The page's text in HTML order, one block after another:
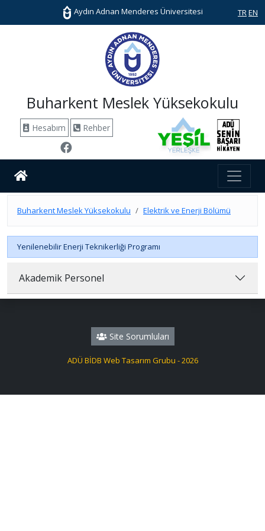
Aydın Adnan Menderes Üniversitesi TR EN
Buharkent Meslek Yüksekokulu
Hesabım Rehber
Buharkent Meslek Yüksekokulu Elektrik ve Enerji Bölümü
Yenilenebilir Enerji Teknikerliği Programı
Akademik Personel
Site Sorumluları
ADÜ BİDB Web Tasarım Grubu - 2026